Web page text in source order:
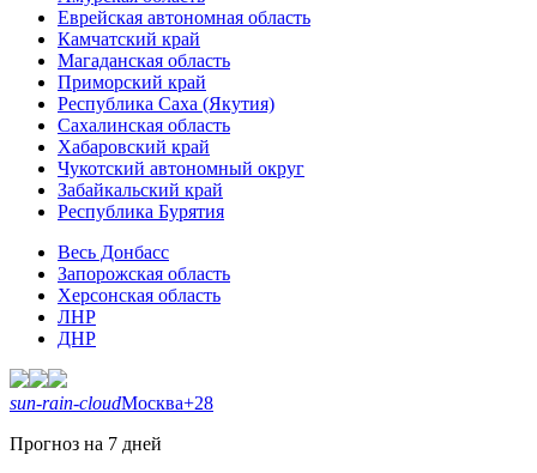
Еврейская автономная область
Камчатский край
Магаданская область
Приморский край
Республика Саха (Якутия)
Сахалинская область
Хабаровский край
Чукотский автономный округ
Забайкальский край
Республика Бурятия
Весь Донбасс
Запорожская область
Херсонская область
ЛНР
ДНР
sun-rain-cloudМосква+28
Прогноз на 7 дней